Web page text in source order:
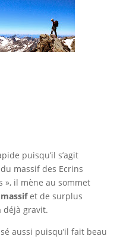
puisqu’il s’agit
massif des Ecrins
», il mène au sommet
et de surplus
déjà gravit.
aussi puisqu’il fait beau